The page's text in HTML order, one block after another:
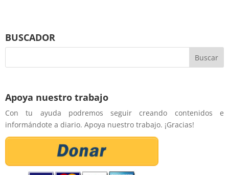
BUSCADOR
Apoya nuestro trabajo
Con tu ayuda podremos seguir creando contenidos e
informándote a diario. Apoya nuestro trabajo. ¡Gracias!